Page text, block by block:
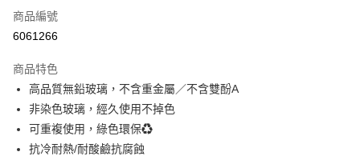
全家取貨（下單付款）後，現貨商品將於 3 個工作天內寄出
每筆NT$75，滿NT$1,199(含以上)免運費
7-11取貨（下單付款）後，現貨商品將於 3 個工作天內寄出
（不含訂購當天與例假日）
每筆NT$75，滿NT$1,199(含以上)免運費
商品編號
6061266
商品特色
高品質無鉛玻璃，不含重金屬／不含雙酚A
非染色玻璃，經久使用不掉色
可重複使用，綠色環保♻
抗冷耐熱/耐酸鹼抗腐蝕